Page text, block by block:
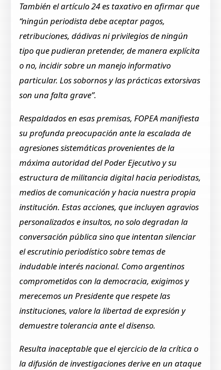
También el artículo 24 es taxativo en afirmar que
“ningún periodista debe aceptar pagos,
retribuciones, dádivas ni privilegios de ningún
tipo que pudieran pretender, de manera explícita
o no, incidir sobre un manejo informativo
particular. Los sobornos y las prácticas extorsivas
son una falta grave”.
Respaldados en esas premisas, FOPEA manifiesta
su profunda preocupación ante la escalada de
agresiones sistemáticas provenientes de la
máxima autoridad del Poder Ejecutivo y su
estructura de militancia digital hacia periodistas,
medios de comunicación y hacia nuestra propia
institución. Estas acciones, que incluyen agravios
personalizados e insultos, no solo degradan la
conversación pública sino que intentan silenciar
el escrutinio periodístico sobre temas de
indudable interés nacional. Como argentinos
comprometidos con la democracia, exigimos y
merecemos un Presidente que respete las
instituciones, valore la libertad de expresión y
demuestre tolerancia ante el disenso.
Resulta inaceptable que el ejercicio de la crítica o
la difusión de investigaciones derive en un ataque